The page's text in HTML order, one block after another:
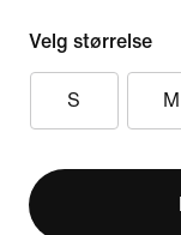
Velg størrelse
S M